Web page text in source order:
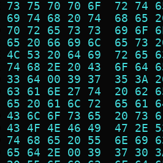
73 75 70 70 6F  72
69 74 68 20 74  68
70 72 65 73 73  69
65 20 66 69 6C  65
4C 53 20 64 69  72
74 68 2E 20 43  6F
33 64 00 39 37  35
63 61 6E 27 74  20
65 20 61 6C 72  65
43 6C 6F 73 65  20
43 4F 4E 46 49  47
74 68 65 20 55  6E
65 64 2E 00 39  37